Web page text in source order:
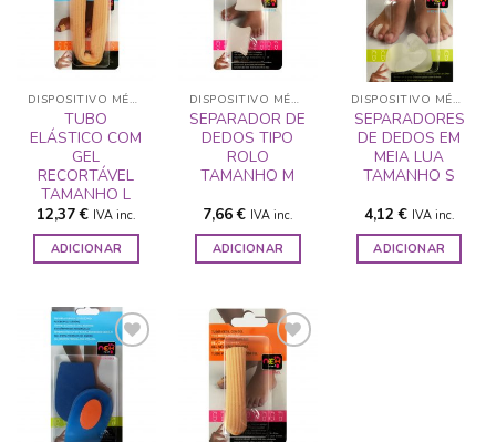
ADICIONAR
A LISTA DE
DISPOSITIVO MÉDICO
TUBO
ELÁSTICO COM
GEL
RECORTÁVEL
TAMANHO L
12,37€ IVA inc.
ADICIONAR
ADICIONAR
A LISTA DE
DISPOSITIVO MÉDICO
SEPARADOR DE
DEDOS TIPO
ROLO
TAMANHO M
7,66€ IVA inc.
ADICIONAR
ADICIONAR
A LISTA DE
DESEJOS
DISPOSITIVO MÉDICO
SEPARADORES
DE DEDOS EM
MEIA LUA
TAMANHO S
4,12€ IVA inc.
ADICIONAR
ADICIONAR
A LISTA DE
ADICIONAR
A LISTA DE